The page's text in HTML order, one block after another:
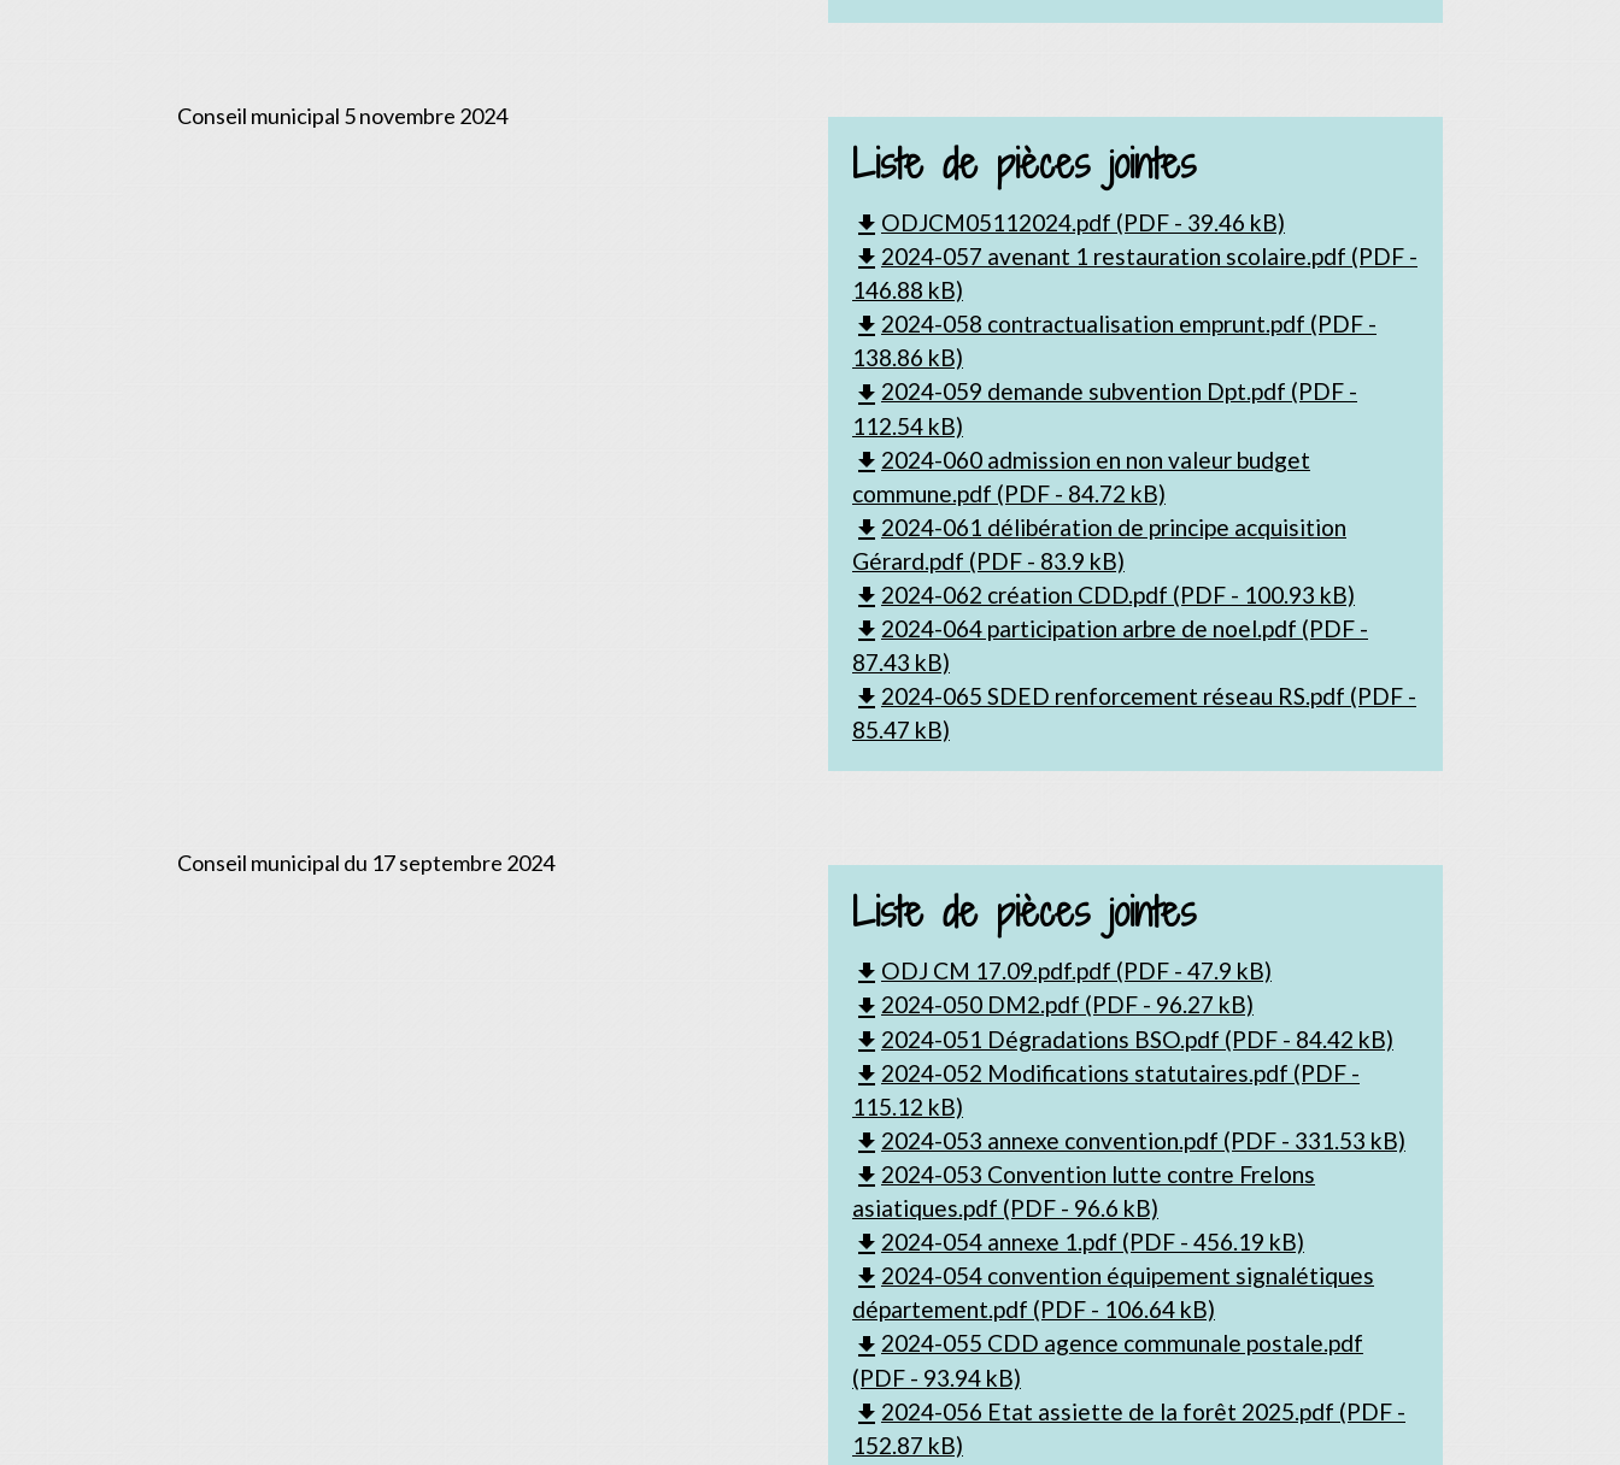
Conseil municipal 5 novembre 2024
Liste de pièces jointes
file_download ODJCM05112024.pdf (PDF - 39.46 kB)
file_download 2024-057 avenant 1 restauration scolaire.pdf (PDF -
146.88 kB)
file_download 2024-058 contractualisation emprunt.pdf (PDF -
138.86 kB)
file_download 2024-059 demande subvention Dpt.pdf (PDF -
112.54 kB)
file_download 2024-060 admission en non valeur budget
commune.pdf (PDF - 84.72 kB)
file_download 2024-061 délibération de principe acquisition
Gérard.pdf (PDF - 83.9 kB)
file_download 2024-062 création CDD.pdf (PDF - 100.93 kB)
file_download 2024-064 participation arbre de noel.pdf (PDF -
87.43 kB)
file_download 2024-065 SDED renforcement réseau RS.pdf (PDF -
85.47 kB)
Conseil municipal du 17 septembre 2024
Liste de pièces jointes
file_download ODJ CM 17.09.pdf.pdf (PDF - 47.9 kB)
file_download 2024-050 DM2.pdf (PDF - 96.27 kB)
file_download 2024-051 Dégradations BSO.pdf (PDF - 84.42 kB)
file_download 2024-052 Modifications statutaires.pdf (PDF -
115.12 kB)
file_download 2024-053 annexe convention.pdf (PDF - 331.53 kB)
file_download 2024-053 Convention lutte contre Frelons
asiatiques.pdf (PDF - 96.6 kB)
file_download 2024-054 annexe 1.pdf (PDF - 456.19 kB)
file_download 2024-054 convention équipement signalétiques
département.pdf (PDF - 106.64 kB)
file_download 2024-055 CDD agence communale postale.pdf
(PDF - 93.94 kB)
file_download 2024-056 Etat assiette de la forêt 2025.pdf (PDF -
152.87 kB)